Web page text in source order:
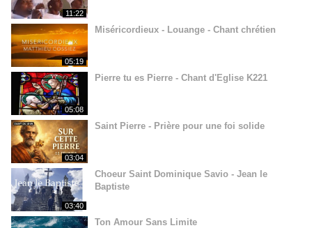
11:22
05:19
Miséricordieux - Louange - Chant chrétien
05:08
Pierre tu es Pierre - Chant d'Eglise K221
03:04
Saint Pierre - Prière pour une foi solide
03:40
Choeur Saint Dominique Savio - Jean le
Baptiste
Ton Amour Sans Limite